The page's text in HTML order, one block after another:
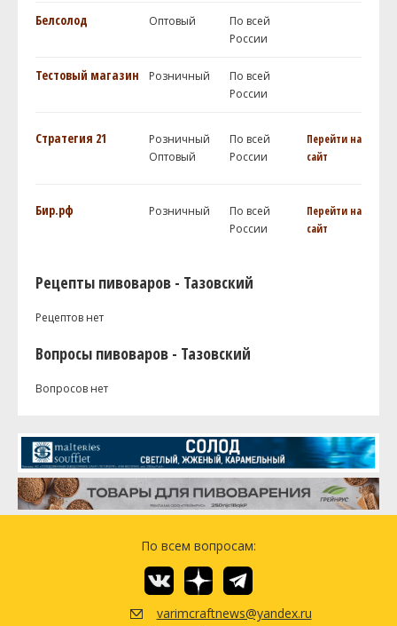
Белсолод Оптовый
По всей
России
Тестовый магазин Розничный
По всей
России
Стратегия 21
Розничный
Оптовый
По всей
России
Перейти на
сайт
Бир.рф Розничный
По всей
России
Перейти на
сайт
Рецепты пивоваров - Тазовский
Рецептов нет
Вопросы пивоваров - Тазовский
Вопросов нет
По всем вопросам:
varimcraftnews@yandex.ru